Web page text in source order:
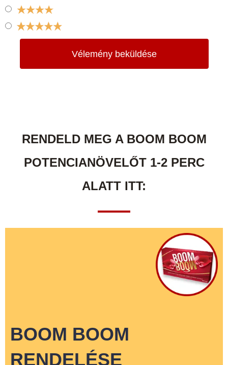
Vélemény beküldése
RENDELD MEG A BOOM BOOM
POTENCIANÖVELŐT 1-2 PERC
ALATT ITT:
BOOM BOOM
RENDELÉSE